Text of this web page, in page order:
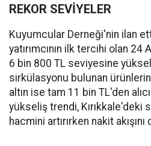
REKOR SEVİYELER
Kuyumcular Derneği'nin ilan
yatırımcının ilk tercihi olan 24
6 bin 800 TL seviyesine
sirkülasyonu bulunan
altın ise tam 11 bin TL'den
yükseliş trendi, Kırıkkale'deki
hacmini artırırken nakit